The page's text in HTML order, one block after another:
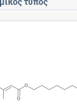
τύπος